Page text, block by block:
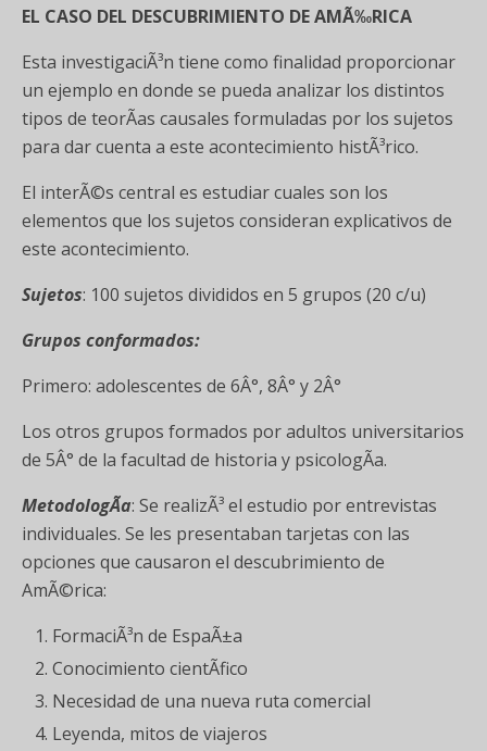
EL CASO DEL DESCUBRIMIENTO DE AMÃ‰RICA
Esta investigaciÃ³n tiene como finalidad proporcionar
un ejemplo en donde se pueda analizar los distintos
tipos de teorÃ­as causales formuladas por los sujetos
para dar cuenta a este acontecimiento histÃ³rico.
El interÃ©s central es estudiar cuales son los
elementos que los sujetos consideran explicativos de
este acontecimiento.
Sujetos: 100 sujetos divididos en 5 grupos (20 c/u)
Grupos conformados:
Primero: adolescentes de 6Â°, 8Â° y 2Â°
Los otros grupos formados por adultos universitarios
de 5Â° de la facultad de historia y psicologÃ­a.
MetodologÃ­a: Se realizÃ³ el estudio por entrevistas
individuales. Se les presentaban tarjetas con las
opciones que causaron el descubrimiento de
AmÃ©rica:
FormaciÃ³n de EspaÃ±a
Conocimiento cientÃ­fico
Necesidad de una nueva ruta comercial
Leyenda, mitos de viajeros